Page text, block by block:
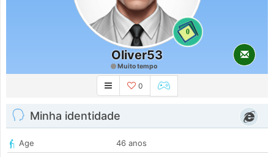
0
Oliver53
Muito tempo
0
Minha identidade
Age
46 anos